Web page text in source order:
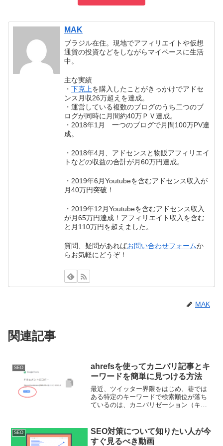
MAK
ブラジル在住。現地でアフィリエイトや仮想
通貨の投資などをしながらマイペースに生活
中。
主な実績
・下克上を購入したことがきっかけでアドセ
ンス月収26万超えを達成。
・運営している複数のブログのうち二つのブ
ログが同時に月間約40万ＰＶ達成。
・2018年1月 一つのブログで月間100万PV達
成。
・2018年4月、アドセンスと物販アフィリエイ
トなどの収益の合計が月60万円達成。
・2019年6月Youtubeを含むアドセンス収入が
月40万円突破！
・2019年12月Youtubeを含むアドセンス収入
が月65万円達成！アフィリエイト収入を含む
と月110万円を超えました。
質問、疑問があればお問い合わせフォームか
らお気軽にどうぞ！
MAK
関連記事
SEO
ahrefsを使ってカニバリ記事とキ
ーワードを簡単に見つける方法
最近、ツイッター界隈をはじめ、巷では
ある特定のキーワードで検索順位が落ち
ているのは、カニバリゼーション（キー
バリを解消するためにツールを使ってブ
ログ内でカニバリ記事とキ...
SEO
SEO対策について知りたい人が今
すぐ見るべき動画